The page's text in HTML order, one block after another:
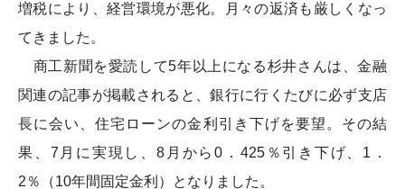
増税により、経営環境が悪化。月々の返済も厳しくなっ
てきました。
商工新聞を愛読して5年以上になる杉井さんは、金融
関連の記事が掲載されると、銀行に行くたびに必ず支店
長に会い、住宅ローンの金利引き下げを要望。その結
果、7月に実現し、8月から0．425％引き下げ、1．
2％（10年間固定金利）となりました。